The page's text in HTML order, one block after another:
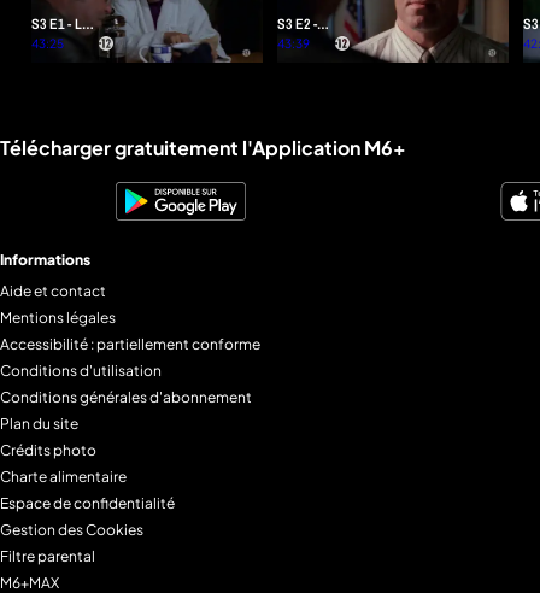
S3 E1 - Le
chemin de
43:25
S3 E2 -
Opération
43:39
-
Liens utiles M6+.
Télécharger gratuitement l'Application M6+
Informations
Aide et contact
Mentions légales
Accessibilité : partiellement conforme
Conditions d'utilisation
Conditions générales d'abonnement
Plan du site
Crédits photo
Charte alimentaire
Espace de confidentialité
Gestion des Cookies
Filtre parental
M6+MAX